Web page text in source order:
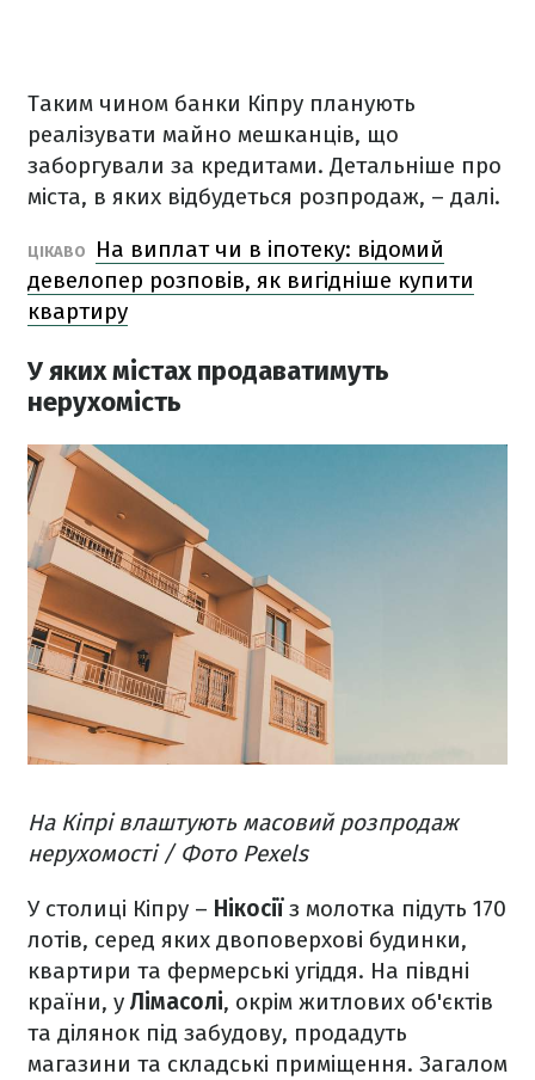
Таким чином банки Кіпру планують
реалізувати майно мешканців, що
заборгували за кредитами. Детальніше про
міста, в яких відбудеться розпродаж, – далі.
ЦІКАВО
На виплат чи в іпотеку: відомий
девелопер розповів, як вигідніше купити
квартиру
У яких містах продаватимуть
нерухомість
На Кіпрі влаштують масовий розпродаж
нерухомості / Фото Pexels
У столиці Кіпру – Нікосіїз молотка підуть 170
лотів, серед яких двоповерхові будинки,
квартири та фермерські угіддя. На півдні
країни, у Лімасолі, окрім житлових об'єктів
та ділянок під забудову, продадуть
магазини та складські приміщення. Загалом